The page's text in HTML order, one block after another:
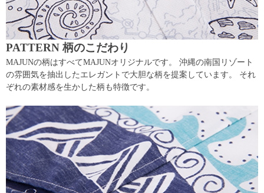
PATTERN 柄のこだわり
MAJUNの柄はすべてMAJUNオリジナルです。 沖縄の南国リゾート
の雰囲気を抽出したエレガントで大胆な柄を提案しています。 それ
ぞれの素材感を生かした柄も特徴です。